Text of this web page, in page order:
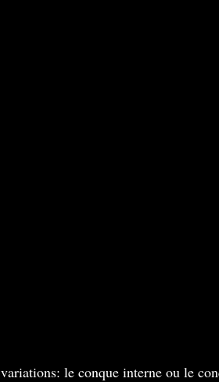
le conque interne ou le